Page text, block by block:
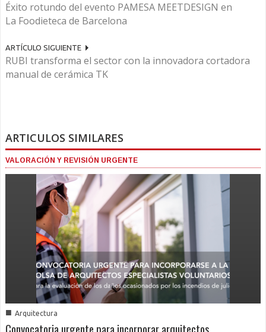
Éxito rotundo del evento PAMESA MEETDESIGN en
La Foodieteca de Barcelona
ARTÍCULO SIGUIENTE
RUBI transforma el sector con la innovadora cortadora
manual de cerámica TK
ARTICULOS SIMILARES
VALORACIÓN Y REVISIÓN URGENTE
■ Arquitectura
Convocatoria urgente para incorporar arquitectos